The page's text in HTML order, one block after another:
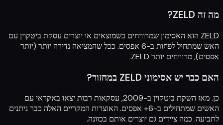
מה זה ZELD?
ZELD הוא האסימון שמרוויחים כשמוצאים או יוצרים עסקת ביטקוין עם
האש שמתחיל לפחות ב-6 אפסים. ככל שהמציאה נדירה יותר (יותר
אפסים), מרוויחים יותר ZELD.
האם כבר יש אסימוני ZELD במחזור?
כן. מאז השקת ביטקוין ב-2009, עסקאות רבות יצאו באקראי עם
האשים שמתחילים ב-6+ אפסים. האוצרות המקריים האלה כבר ניתנים
לתביעה. כמה ציידים גם יוצרים אותם בכוונה.